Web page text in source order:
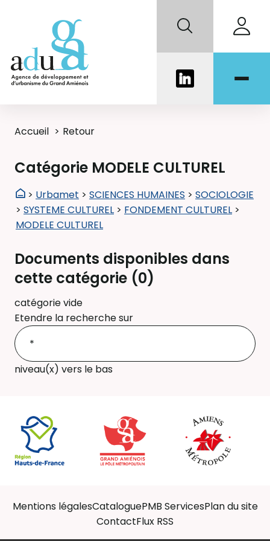
Accueil Retour
Catégorie MODELE CULTUREL
> Urbamet > SCIENCES HUMAINES > SOCIOLOGIE
> SYSTEME CULTUREL > FONDEMENT CULTUREL >
MODELE CULTUREL
Documents disponibles dans
cette catégorie (0)
catégorie vide
Etendre la recherche sur
niveau(x) vers le bas
Mentions légalesCataloguePMB ServicesPlan du site
ContactFlux RSS